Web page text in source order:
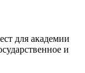
для академии
и